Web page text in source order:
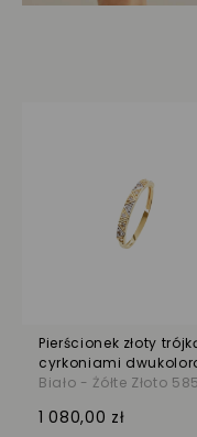
Pierścionek złoty
cyrkoniami
Biało - Żółte Złoto 585
1 080,00 zł